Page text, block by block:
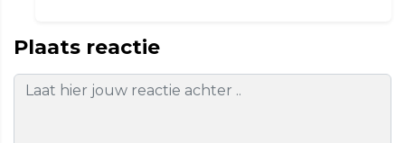
Plaats reactie